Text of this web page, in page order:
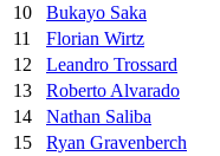
10
Bukayo Saka
11
Florian Wirtz
12
Leandro Trossard
13
Roberto Alvarado
14
Nathan Saliba
15
Ryan Gravenberch